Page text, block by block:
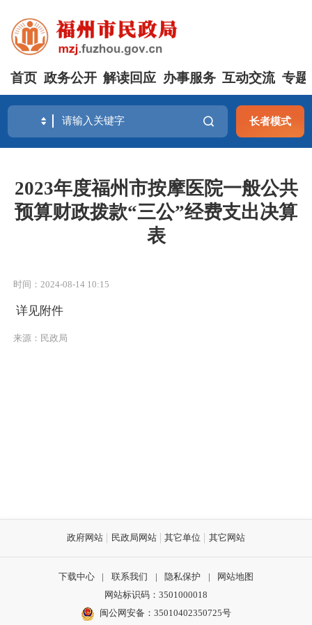
首页 政务公开 解读回应 办事服务 互动交流 专题
长者模式
2023年度福州市按摩医院一般公共
预算财政拨款“三公”经费支出决算
表
时间：2024-08-14 10:15
详见附件
来源：民政局
政府网站 民政局网站 其它单位 其它网站
下载中心 | 联系我们 | 隐私保护 |
网站地图
网站标识码：3501000018
闽公网安备：35010402350725号